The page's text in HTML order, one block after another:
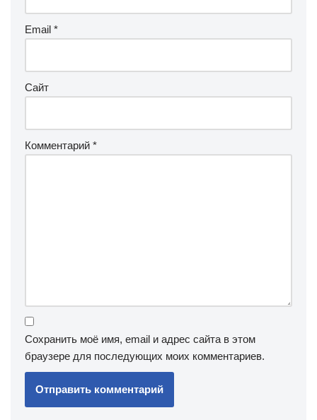
Email *
Сайт
Комментарий *
Сохранить моё имя, email и адрес сайта в этом
браузере для последующих моих комментариев.